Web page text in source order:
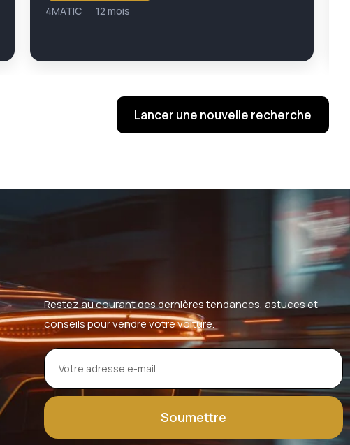
4MATIC
12 mois
Lancer une nouvelle recherche
Restez au courant des dernières tendances, astuces et
conseils pour vendre votre voiture.
Soumettre